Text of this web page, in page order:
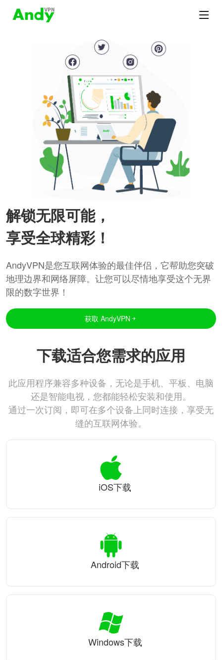
解锁无限可能，
享受全球精彩！
AndyVPN是您互联网体验的最佳伴侣，它帮助您突破
地理边界和网络屏障。让您可以尽情地享受这个无界
限的数字世界！
获取 AndyVPN
下载适合您需求的应用
此应用程序兼容多种设备，无论是手机、平板、电脑
还是智能电视，您都能轻松安装和使用。
通过一次订阅，即可在多个设备上同时连接，享受无
缝的互联网体验。
iOS下载
Android下载
Windows下载